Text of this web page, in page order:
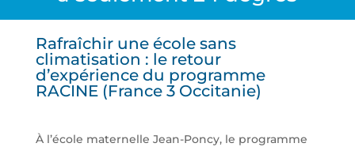
Rafraîchir une école sans
climatisation : le retour
d’expérience du programme
RACINE (France 3 Occitanie)
À l’école maternelle Jean-Poncy, le programme